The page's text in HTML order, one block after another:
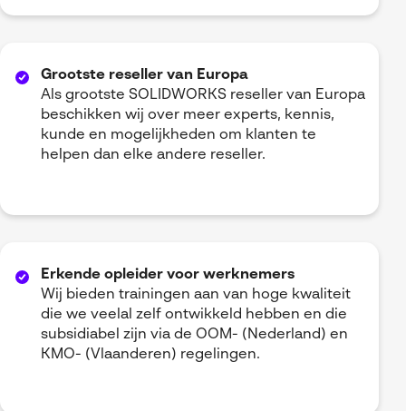
Grootste reseller van Europa
Als grootste SOLIDWORKS reseller van Europa
beschikken wij over meer experts, kennis,
kunde en mogelijkheden om klanten te
helpen dan elke andere reseller.
Erkende opleider voor werknemers
Wij bieden trainingen aan van hoge kwaliteit
die we veelal zelf ontwikkeld hebben en die
subsidiabel zijn via de OOM- (Nederland) en
KMO- (Vlaanderen) regelingen.